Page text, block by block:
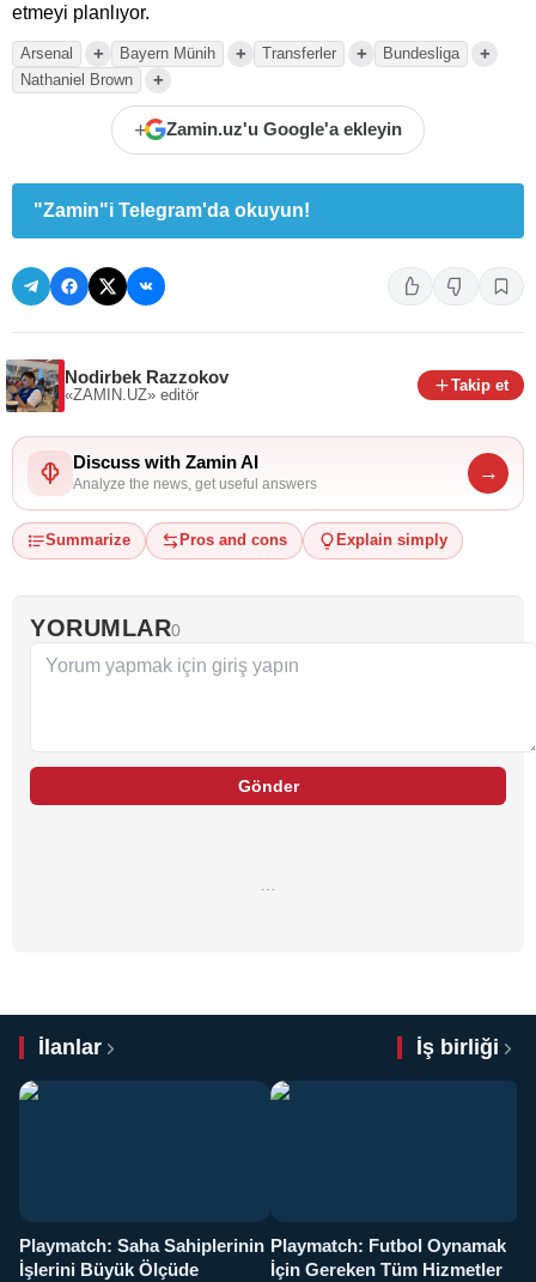
etmeyi planlıyor.
Arsenal + Bayern Münih + Transferler + Bundesliga +
Nathaniel Brown +
+ Zamin.uz'u Google'a ekleyin
"Zamin"i Telegram'da okuyun!
Nodirbek Razzokov
«ZAMIN.UZ» editör
Takip et
Discuss with Zamin AI
Analyze the news, get useful answers
→
Summarize Pros and cons Explain simply
YORUMLAR0
Gönder
İlanlar İş birliği
Playmatch: Saha Sahiplerinin
İşlerini Büyük Ölçüde
Playmatch: Futbol Oynamak
İçin Gereken Tüm Hizmetler